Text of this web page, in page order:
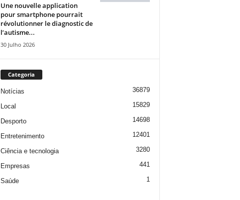
Une nouvelle application
pour smartphone pourrait
révolutionner le diagnostic de
l’autisme...
30 Julho 2026
Categoria
Notícias 36879
Local 15829
Desporto 14698
Entretenimento 12401
Ciência e tecnologia 3280
Empresas 441
Saúde 1